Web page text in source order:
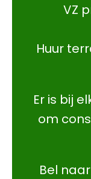
VZ
Huur
Er is bij
om
Bel